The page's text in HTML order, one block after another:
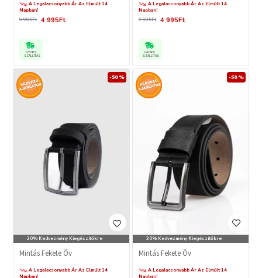
A Legalacsonyabb Ár Az Elmúlt 14
Napban!
4 995Ft
9 995Ft
GYORS
SZÁLLÍTÁS
A Legalacsonyabb Ár Az Elmúlt 14
Napban!
4 995Ft
9 995Ft
GYORS
SZÁLLÍTÁS
20% Kedvezmény Kiegészítőkre
-50 %
Mintás Fekete Öv
A Legalacsonyabb Ár Az Elmúlt 14
20% Kedvezmény Kiegészítőkre
-50 %
Mintás Fekete Öv
A Legalacsonyabb Ár Az Elmúlt 14
Napban!